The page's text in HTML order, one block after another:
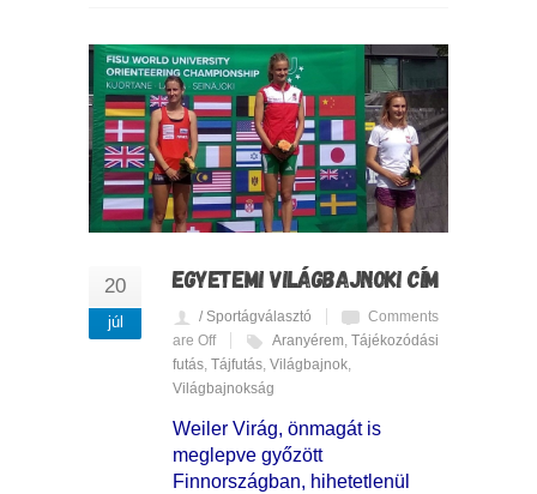
20
júl
EGYETEMI VILÁGBAJNOKI CÍM
/ Sportágválasztó
Comments
are Off
Aranyérem Tájékozódási
futás Tájfutás Világbajnok
Világbajnokság
Weiler Virág, önmagát is
meglepve győzött
Finnországban, hihetetlenül